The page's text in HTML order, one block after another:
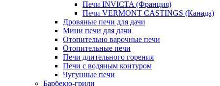
Печи INVICTA (Франция)
Печи VERMONT CASTINGS (Канада)
Дровяные печи для дачи
Мини печи для дачи
Отопительно варочные печи
Отопительные печи
Печи длительного горения
Печи с водяным контуром
Чугунные печи
Барбекю-грили